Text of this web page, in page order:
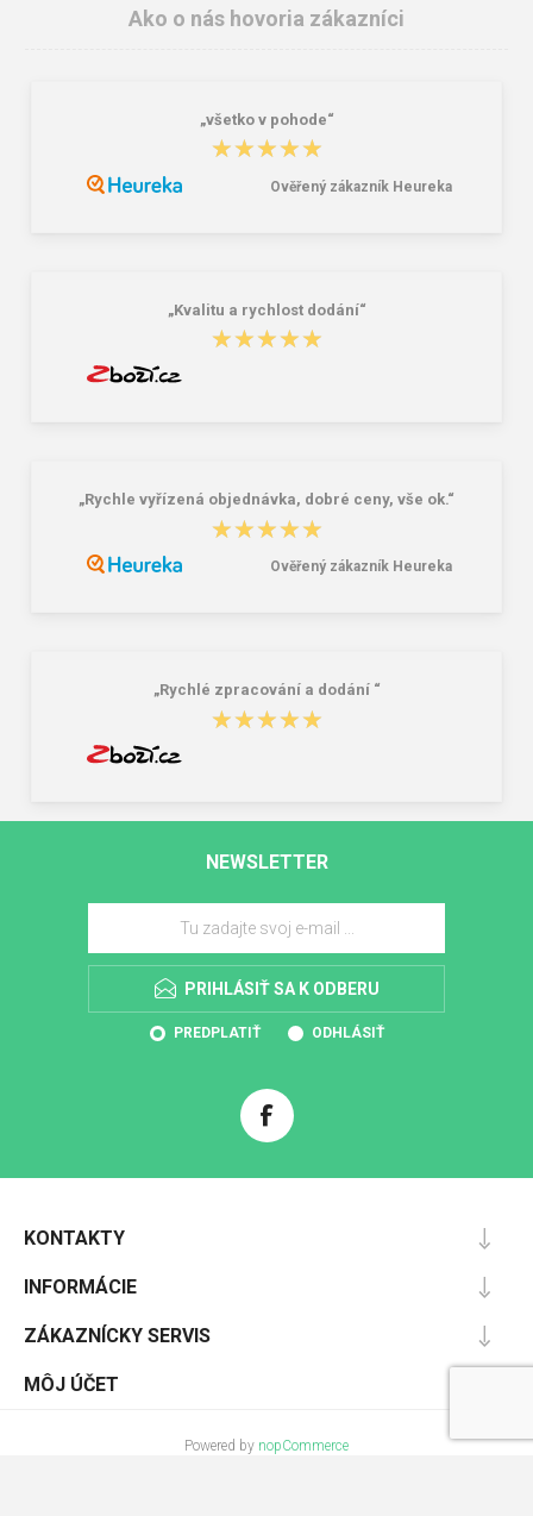
Polokošile ARDON®ZIDYN středně
12,55 €
rukávom stredne modré royal
8,31 €
Ako o nás hovoria zákazníci
„všetko v pohode“
★★★★★
★★★★★
Ověřený zákazník Heureka
„Kvalitu a rychlost dodání“
★★★★★
★★★★★
„Rychle vyřízená objednávka, dobré ceny, vše ok.“
★★★★★
★★★★★
Ověřený zákazník Heureka
„Rychlé zpracování a dodání “
★★★★★
★★★★★
NEWSLETTER
PRIHLÁSIŤ SA K ODBERU
PREDPLATIŤ ODHLÁSIŤ
KONTAKTY
INFORMÁCIE
ZÁKAZNÍCKY SERVIS
MÔJ ÚČET
Powered by nopCommerce